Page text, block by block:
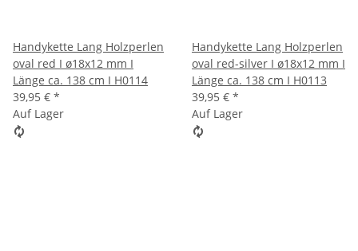
Handykette Lang Holzperlen
oval red I ø18x12 mm I
Länge ca. 138 cm I H0114
39,95 € *
Handykette Lang Holzperlen
oval red-silver I ø18x12 mm I
Länge ca. 138 cm I H0113
39,95 € *
Auf Lager
Auf Lager